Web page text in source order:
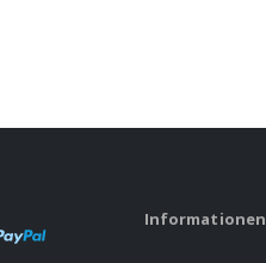
Informationen